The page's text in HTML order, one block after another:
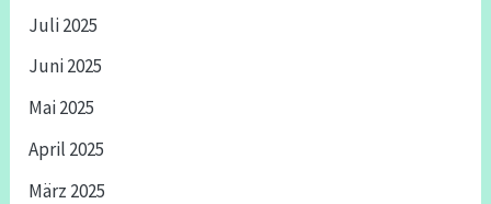
Juli 2025
Juni 2025
Mai 2025
April 2025
März 2025